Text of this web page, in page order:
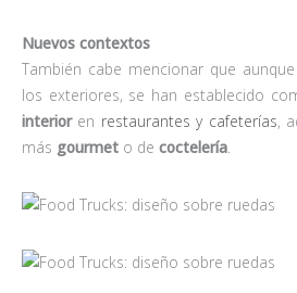
Nuevos contextos
También cabe mencionar que
los exteriores, se han establecido
interioren restaurantes y cafeterías,
más gourmet o de coctelería